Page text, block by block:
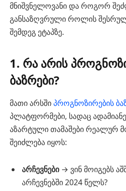
მნიშვნელოვანი და როგორ
განსაზღვრული როლის
შემდეგ ეტაპზე.
1. რა არის
ბაზრები?
მათი არსშიპროგნოზირების
პლატფორმები, სადაც
აზარტული თამაშები რეალურ
შეიძლება იყოს:
არჩევნები→ ვინ მოიგებს
არჩევნებში 2024 წელს?